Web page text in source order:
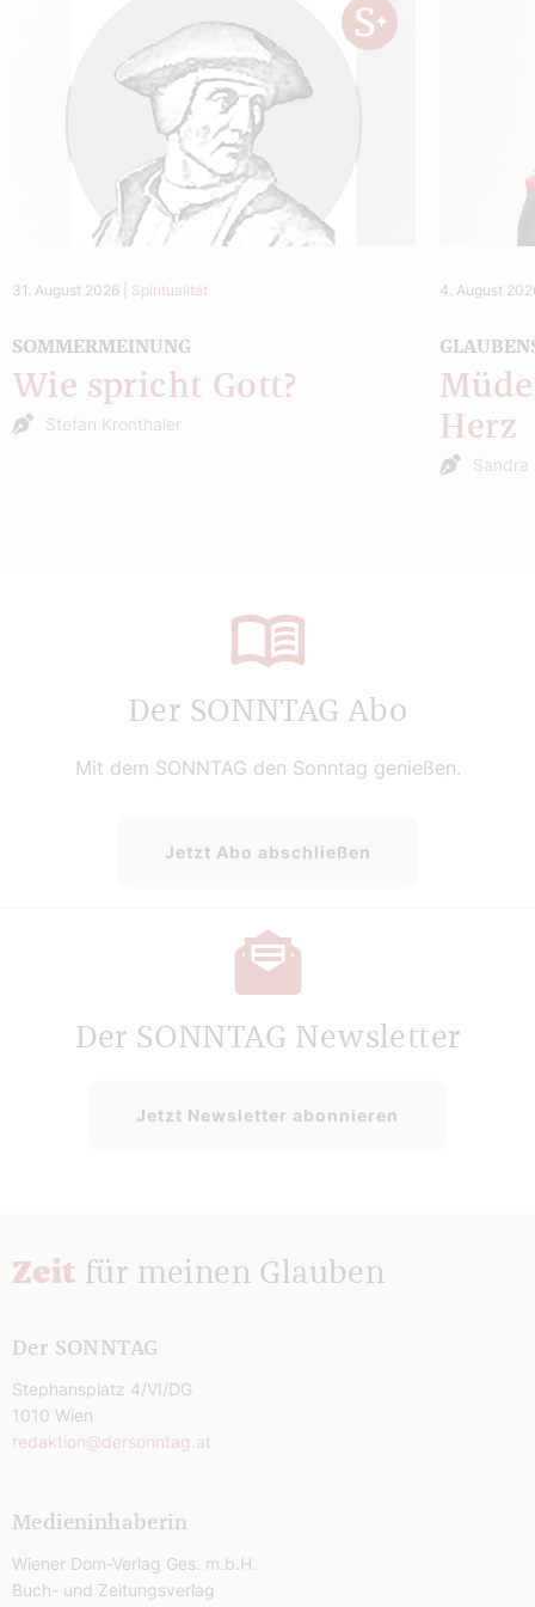
31. August 2026 Spiritualität
SOMMERMEINUNG
Wie spricht Gott?
Stefan Kronthaler
4. August
Herz
Sandra
Der SONNTAG Abo
Mit dem SONNTAG den Sonntag genießen.
Jetzt Abo abschließen
Der SONNTAG Newsletter
Jetzt Newsletter abonnieren
Zeit für meinen Glauben
Der SONNTAG
Stephansplatz 4/VI/DG
1010 Wien
redaktion@dersonntag.at
Medieninhaberin
Wiener Dom-Verlag Ges. m.b.H.
Buch- und Zeitungsverlag